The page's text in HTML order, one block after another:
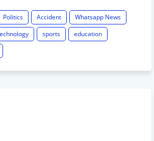
Politics Accident
Whatsapp News
sports
education